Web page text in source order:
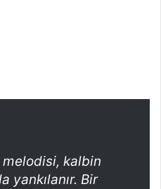
melodisi, kalbin
yankılanır. Bir